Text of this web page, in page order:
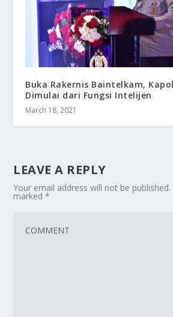
Buka Rakernis Baintelkam,
Dimulai dari Fungsi Intelijen
March 18, 2021
LEAVE A REPLY
Your email address will not be published.
marked*